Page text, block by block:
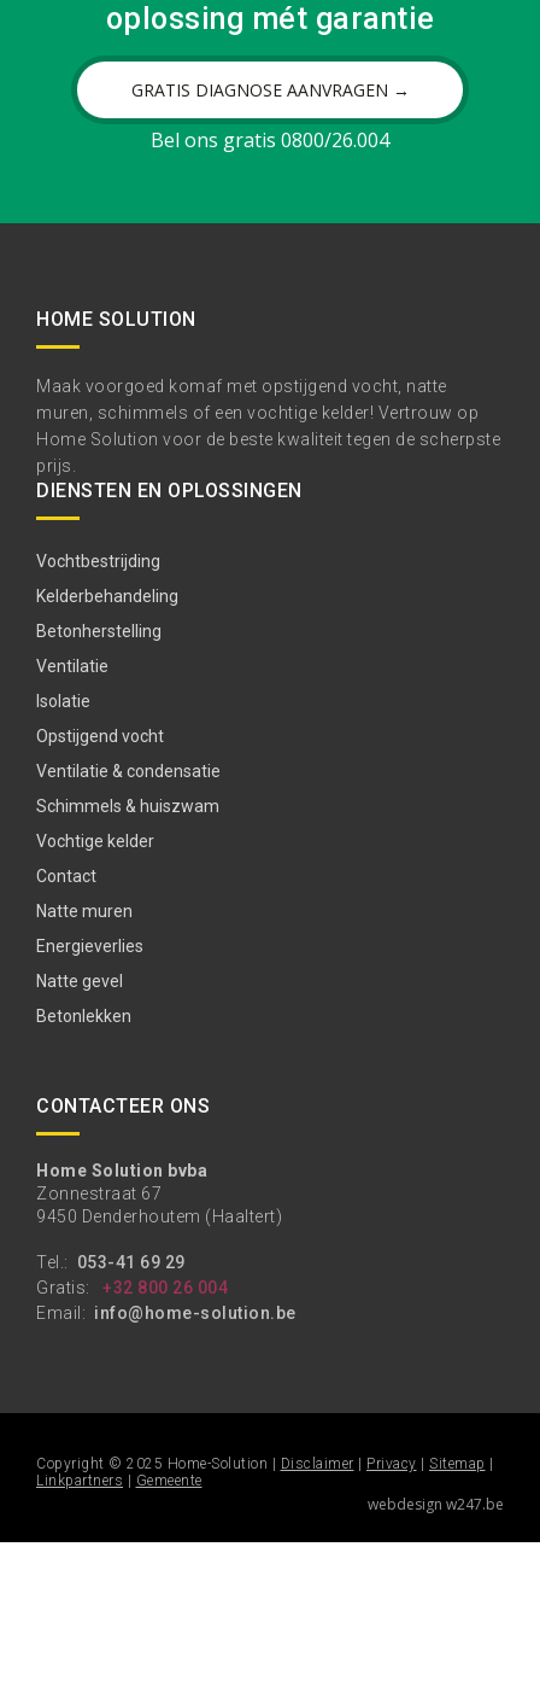
oplossing mét garantie
GRATIS DIAGNOSE AANVRAGEN →
Bel ons gratis 0800/26.004
HOME SOLUTION
Maak voorgoed komaf met opstijgend vocht, natte
muren, schimmels of een vochtige kelder! Vertrouw op
Home Solution voor de beste kwaliteit tegen de scherpste
prijs.
DIENSTEN EN OPLOSSINGEN
Vochtbestrijding
Kelderbehandeling
Betonherstelling
Ventilatie
Isolatie
Opstijgend vocht
Ventilatie & condensatie
Schimmels & huiszwam
Vochtige kelder
Contact
Natte muren
Energieverlies
Natte gevel
Betonlekken
CONTACTEER ONS
Home Solution bvba
Zonnestraat 67
9450 Denderhoutem (Haaltert)
Tel.: 053-41 69 29
Gratis:
+32 800 26 004
Email: info@home-solution.be
Copyright © 2025 Home-Solution | Disclaimer Privacy Sitemap
Linkpartners
Gemeente
webdesign w247.be